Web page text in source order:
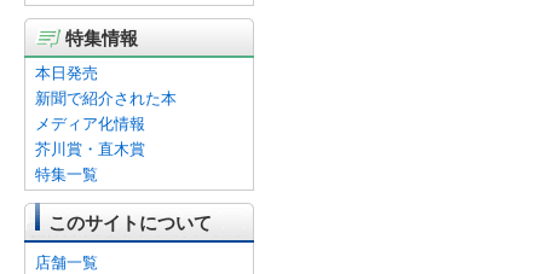
特集情報
本日発売
新聞で紹介された本
メディア化情報
芥川賞・直木賞
特集一覧
このサイトについて
店舗一覧